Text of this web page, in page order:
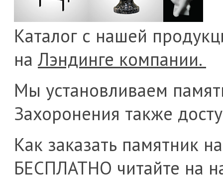
Каталог с нашей
на Лэндинге компании.
Мы установливаем
Захоронения также
Как заказать памятник
БЕСПЛАТНО читайте на